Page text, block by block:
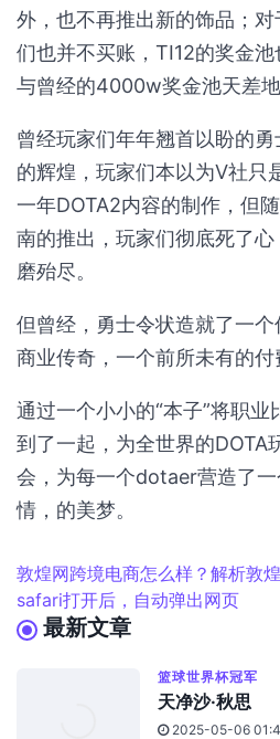
外，也不再推出新的饰品；
们也并不买账，TI12的奖金
与曾经的4000w奖金池天差地
曾经玩家们年年翘首以盼的
的辉煌，玩家们本以为V社只
一年DOTA2内容的制作，但
南的推出，玩家们彻底死了
磨殆尽。
但曾经，勇士令状造就了一
商业传奇，一个前所未有的付
通过一个小小的“本子”将职
到了一起，为全世界的DOTA
会，为每一个dotaer营造了
情，的美梦。
敦煌网跨境电商怎么样？解析敦
safari打开后，自动弹出网页
最新文章
篮球世界杯冠军
天净沙·秋思
2025-05-06